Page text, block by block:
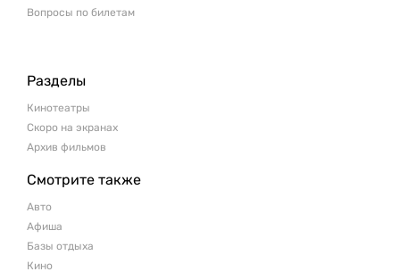
Вопросы по билетам
Разделы
Кинотеатры
Скоро на экранах
Архив фильмов
Смотрите также
Авто
Афиша
Базы отдыха
Кино